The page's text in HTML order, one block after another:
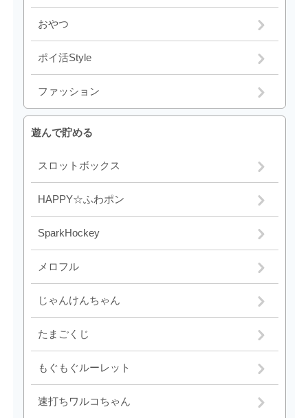
おやつ
ポイ活Style
ファッション
遊んで貯める
スロットボックス
HAPPY☆ふわポン
SparkHockey
メロフル
じゃんけんちゃん
たまごくじ
もぐもぐルーレット
速打ちワルコちゃん